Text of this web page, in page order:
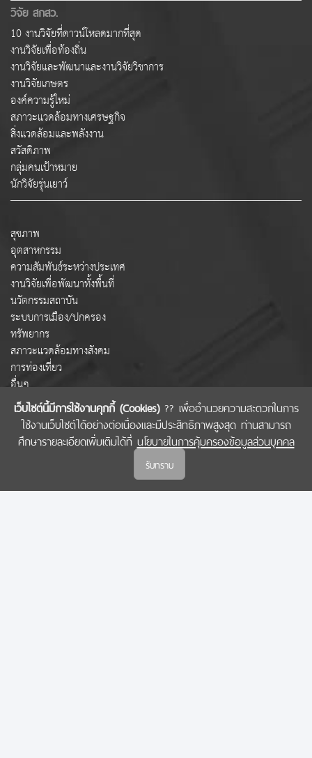
เว็บไซต์นี้มีการใช้งานคุกกี้ (Cookies)?? เพื่ออำนวยความสะดวกในการ
ใช้งานเว็บไซต์ได้อย่างต่อเนื่องและมีประสิทธิภาพสูงสุด ท่านสามารถ
ศึกษารายละเอียดเพิ่มเติมได้ที่ นโยบายในการคุ้มครองข้อมูลส่วนบุคคล
รับทราบ
วิจัย สกสว.
10 งานวิจัยที่ดาวน์โหลดมากที่สุด
งานวิจัยเพื่อท้องถิ่น
งานวิจัยและพัฒนาและงานวิจัยวิชาการ
งานวิจัยเกษตร
องค์ความรู้ใหม่
สภาวะแวดล้อมทางเศรษฐกิจ
สิ่งแวดล้อมและพลังงาน
สวัสดิภาพ
กลุ่มคนเป้าหมาย
นักวิจัยรุ่นเยาว์
สุขภาพ
อุตสาหกรรม
ความสัมพันธ์ระหว่างประเทศ
งานวิจัยเพื่อพัฒนาทั้งพื้นที่
นวัตกรรมสถาบัน
ระบบการเมือง/ปกครอง
ทรัพยากร
สภาวะแวดล้อมทางสังคม
การท่องเที่ยว
อื่นๆ
COPYRIGHT © 2022 สำนักงานคณะกรรมการส่งเสริมวิทยาศาสตร์ วิจัยและนวัตกรรม
(สกสว.)
นโยบายในการคุ้มครองข้อมูลส่วนบุคคล